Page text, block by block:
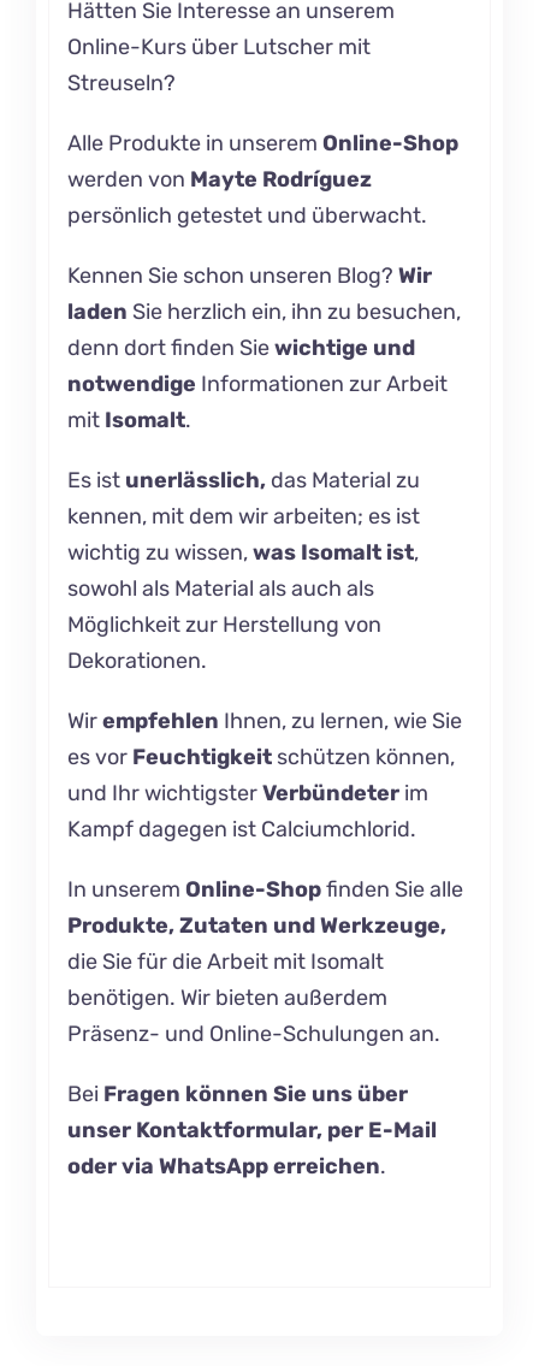
Hätten Sie Interesse an unserem
Online-Kurs über Lutscher mit
Streuseln?
Alle Produkte in unserem Online-Shop
werden von Mayte Rodríguez
persönlich getestet und überwacht.
Kennen Sie schon unseren Blog? Wir
laden Sie herzlich ein, ihn zu besuchen,
denn dort finden Siewichtige und
notwendige Informationen zur Arbeit
mit Isomalt.
Es ist unerlässlich,das Material zu
kennen, mit dem wir arbeiten; es ist
wichtig zu wissen,was Isomaltist,
sowohl als Material als auch als
Möglichkeit zur Herstellung von
Dekorationen.
Wirempfehlen Ihnen, zu lernen, wie Sie
es vor Feuchtigkeit schützen können,
und Ihr wichtigsterVerbündeterim
Kampf dagegen ist Calciumchlorid.
In unserem Online-Shopfinden Sie alle
Produkte, Zutaten und Werkzeuge,
die Sie für die Arbeit mit Isomalt
benötigen. Wir bieten außerdem
Präsenz- und Online-Schulungen an.
Bei Fragen können Sie uns über
unser Kontaktformular, per E-Mail
oder via WhatsApp erreichen.